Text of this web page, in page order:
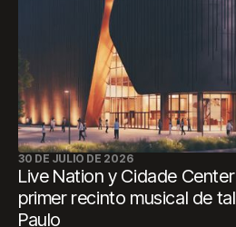
30 DE JULIO DE 2026
Live Nation y Cidade
primer recinto musical de
Paulo